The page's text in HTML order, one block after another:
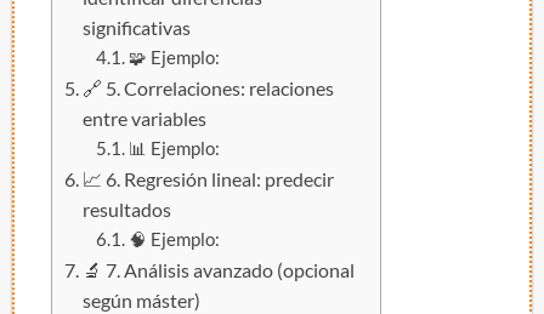
significativas
🧩 Ejemplo:
🔗 5. Correlaciones: relaciones
entre variables
📊 Ejemplo:
📈 6. Regresión lineal: predecir
resultados
🧠 Ejemplo:
🔬 7. Análisis avanzado (opcional
según máster)